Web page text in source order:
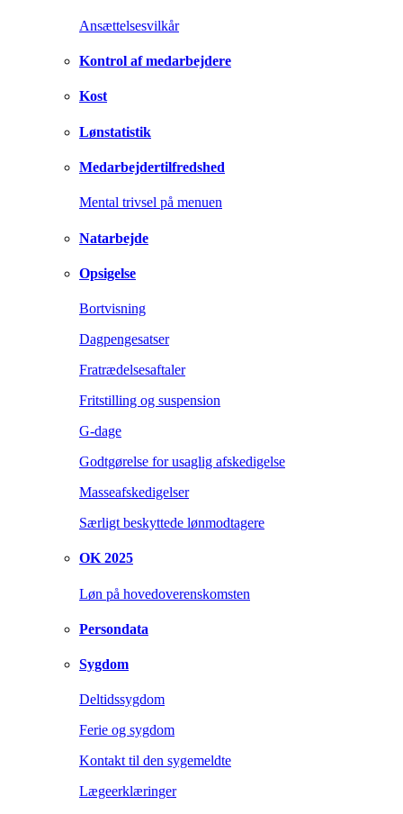
Ansættelsesvilkår
Kontrol af medarbejdere
Kost
Lønstatistik
Medarbejdertilfredshed
Mental trivsel på menuen
Natarbejde
Opsigelse
Bortvisning
Dagpengesatser
Fratrædelsesaftaler
Fritstilling og suspension
G-dage
Godtgørelse for usaglig afskedigelse
Masseafskedigelser
Særligt beskyttede lønmodtagere
OK 2025
Løn på hovedoverenskomsten
Persondata
Sygdom
Deltidssygdom
Ferie og sygdom
Kontakt til den sygemeldte
Lægeerklæringer